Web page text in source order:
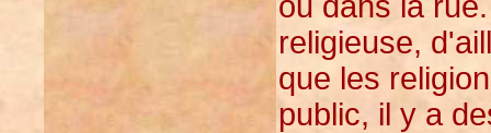
religieuse,
que les
public, il y a